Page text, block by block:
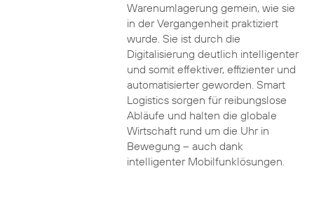
Warenumlagerung gemein, wie sie
in der Vergangenheit praktiziert
wurde. Sie ist durch die
Digitalisierung deutlich intelligenter
und somit effektiver, effizienter und
automatisierter geworden. Smart
Logistics sorgen für reibungslose
Abläufe und halten die globale
Wirtschaft rund um die Uhr in
Bewegung – auch dank
intelligenter Mobilfunklösungen.